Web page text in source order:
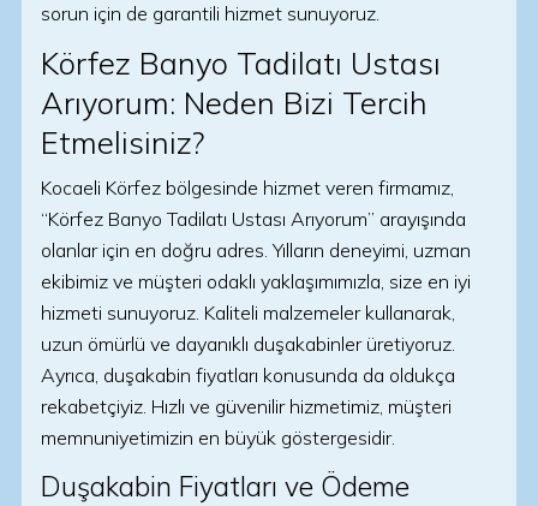
sorun için de garantili hizmet sunuyoruz.
Körfez Banyo Tadilatı Ustası
Arıyorum: Neden Bizi Tercih
Etmelisiniz?
Kocaeli Körfez bölgesinde hizmet veren firmamız,
“Körfez Banyo Tadilatı Ustası Arıyorum” arayışında
olanlar için en doğru adres. Yılların deneyimi, uzman
ekibimiz ve müşteri odaklı yaklaşımımızla, size en iyi
hizmeti sunuyoruz. Kaliteli malzemeler kullanarak,
uzun ömürlü ve dayanıklı duşakabinler üretiyoruz.
Ayrıca, duşakabin fiyatları konusunda da oldukça
rekabetçiyiz. Hızlı ve güvenilir hizmetimiz, müşteri
memnuniyetimizin en büyük göstergesidir.
Duşakabin Fiyatları ve Ödeme